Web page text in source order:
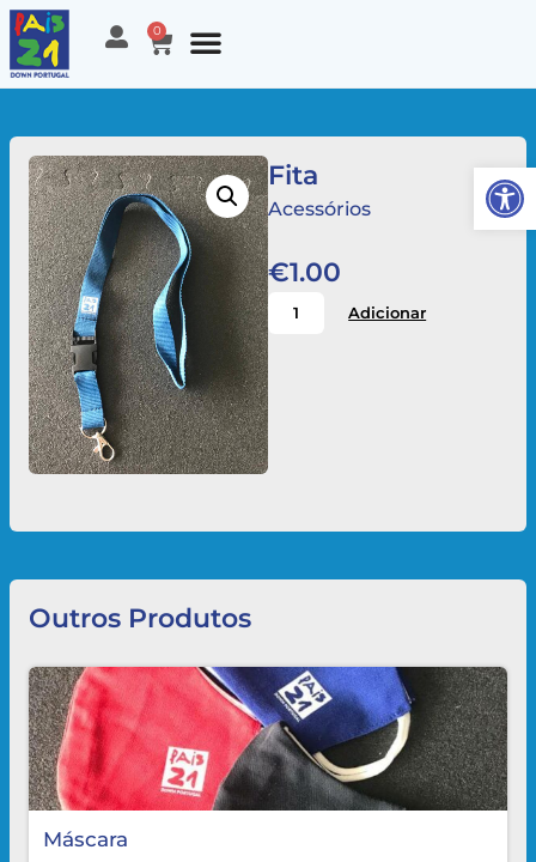
0
Fita
Acessórios
€1.00
Adicionar
Outros Produtos
Máscara